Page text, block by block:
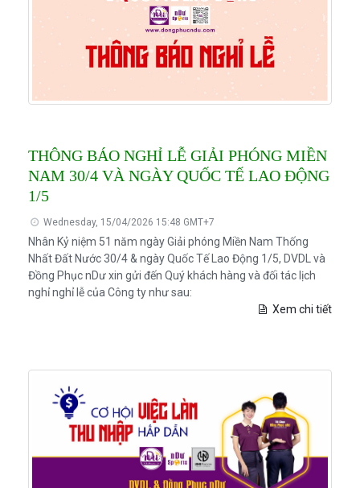
THÔNG BÁO NGHỈ LỄ GIẢI PHÓNG MIỀN
NAM 30/4 VÀ NGÀY QUỐC TẾ LAO ĐỘNG
1/5
Wednesday, 15/04/2026 15:48 GMT+7
Nhân Kỷ niệm 51 năm ngày Giải phóng Miền Nam Thống
Nhất Đất Nước 30/4 & ngày Quốc Tế Lao Động 1/5, DVDL và
Đồng Phục nDư xin gửi đến Quý khách hàng và đối tác lịch
nghỉ nghỉ lễ của Công ty như sau:
Xem chi tiết